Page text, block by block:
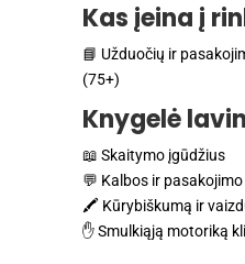
Kas įeina į
📘 Užduočių ir
(75+)
Knygelė
📖 Skaitymo įgūdžius
💬 Kalbos ir
🖍️ Kūrybiškumą ir
✋ Smulkiąją motoriką